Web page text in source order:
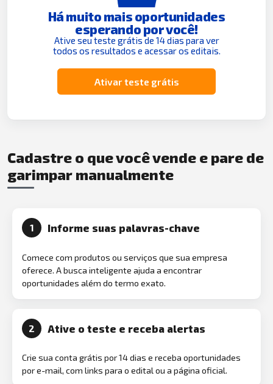
Há muito mais oportunidades
esperando por você!
Ative seu teste grátis de 14 dias para ver
todos os resultados e acessar os editais.
Ativar teste grátis
Cadastre o que você vende e pare de
garimpar manualmente
1 Informe suas palavras-chave
Comece com produtos ou serviços que sua empresa
oferece. A busca inteligente ajuda a encontrar
oportunidades além do termo exato.
2 Ative o teste e receba alertas
Crie sua conta grátis por 14 dias e receba oportunidades
por e-mail, com links para o edital ou a página oficial.